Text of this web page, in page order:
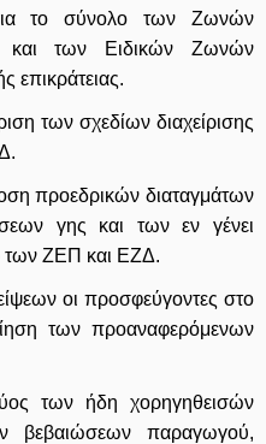
για το σύνολο των Ζωνών
και των Ειδικών Ζωνών
επικράτειας.
των σχεδίων διαχείρισης
προεδρικών διαταγμάτων
γης και των εν γένει
των ΖΕΠ και ΕΖΔ.
οι προσφεύγοντες στο
των προαναφερόμενων
των ήδη χορηγηθεισών
βεβαιώσεων παραγωγού,